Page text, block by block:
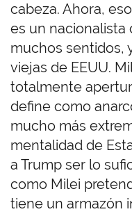
cabeza. Ahora,
es un nacionalista
muchos sentidos,
viejas de EEUU.
totalmente
define como
mucho más
mentalidad de
a Trump ser lo
como Milei
tiene un armazón